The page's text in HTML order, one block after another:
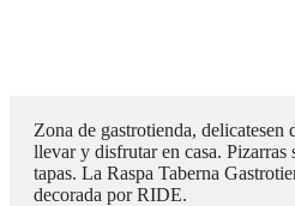
Zona de gastrotienda, delicatesen
llevar y disfrutar en casa. Pizarras
tapas. La Raspa Taberna
decorada por RIDE.